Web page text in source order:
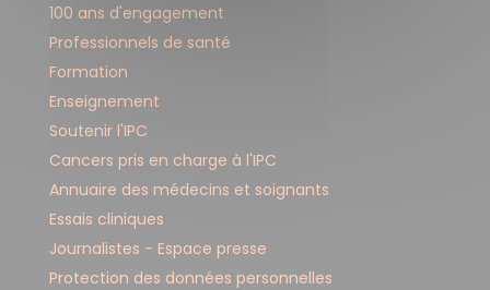
100 ans d'engagement
Professionnels de santé
Formation
Enseignement
Soutenir l'IPC
Cancers pris en charge à l'IPC
Annuaire des médecins et soignants
Essais cliniques
Journalistes - Espace presse
Protection des données personnelles